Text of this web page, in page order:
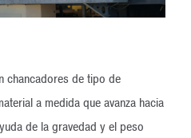
chancadores de tipo de
a medida que avanza hacia
de la gravedad y el peso